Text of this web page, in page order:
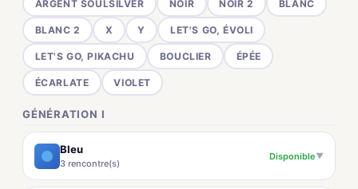
ARGENT SOULSILVER NOIR NOIR 2 BLANC
BLANC 2 X Y LET'S GO, ÉVOLI
LET'S GO, PIKACHU BOUCLIER ÉPÉE
ÉCARLATE VIOLET
GÉNÉRATION I
Bleu
3 rencontre(s)
Disponible▼